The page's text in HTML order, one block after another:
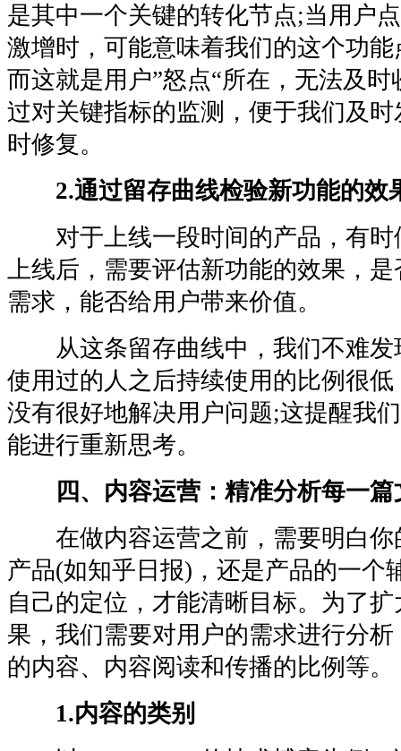
是其中一个关键的转化节点;当用户
激增时，可能意味着我们的这个功
而这就是用户”怒点“所在，无法及
过对关键指标的监测，便于我们及
时修复。
2.通过留存曲线检验新功能的效
对于上线一段时间的产品，有时
上线后，需要评估新功能的效果，
需求，能否给用户带来价值。
从这条留存曲线中，我们不难发
使用过的人之后持续使用的比例很
没有很好地解决用户问题;这提醒我
能进行重新思考。
四、内容运营：精准分析每一
在做内容运营之前，需要明白你
产品(如知乎日报)，还是产品的一个
自己的定位，才能清晰目标。为了
果，我们需要对用户的需求进行分
的内容、内容阅读和传播的比例等。
1.内容的类别